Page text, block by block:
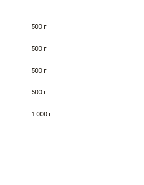
500 г
500 г
500 г
500 г
1 000 г